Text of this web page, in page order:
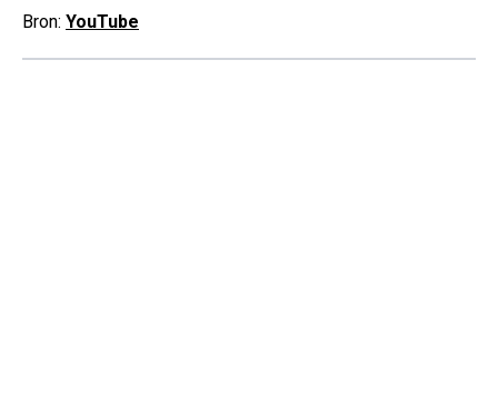
Bron: YouTube